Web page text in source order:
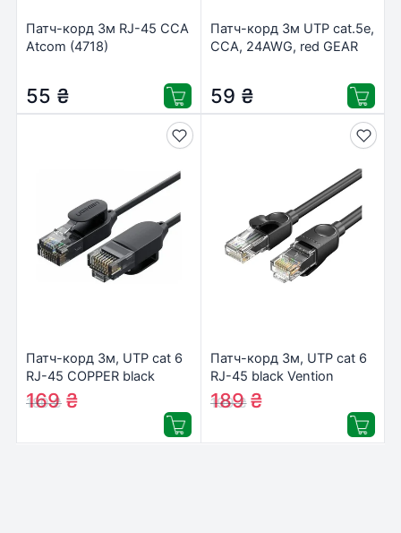
Патч-корд 3м RJ-45 CCA
Atcom (4718)
55 ₴
Патч-корд 3м UTP cat.5e,
CCA, 24AWG, red GEAR
59 ₴
Патч-корд 3м, UTP cat 6
RJ-45 COPPER black
Ugreen (U_70653)
180₴
169₴
Патч-корд 3м, UTP cat 6
RJ-45 black Vention
(IBNBI)
199₴
189₴